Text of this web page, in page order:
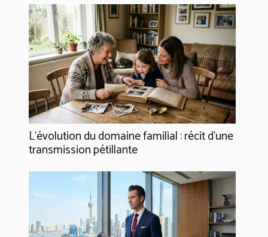
L’évolution du domaine familial : récit d’une
transmission pétillante